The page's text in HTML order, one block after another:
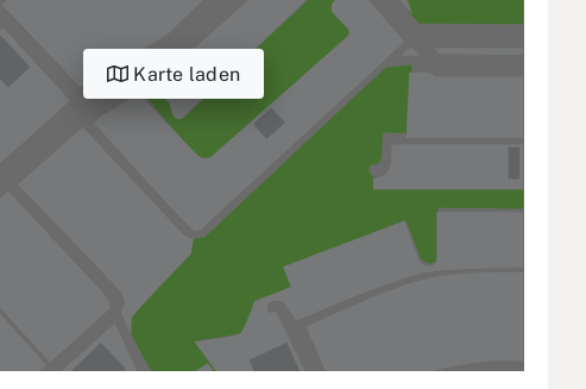
Karte laden